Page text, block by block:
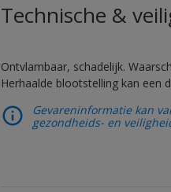
Technische &
Ontvlambaar, schadelijk.
Herhaalde blootstelling kan een
Gevareninformatie kan
gezondheids- en